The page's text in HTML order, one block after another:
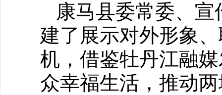
康马县委常委、
建了展示对外形象
机，借鉴牡丹江融
众幸福生活，推动